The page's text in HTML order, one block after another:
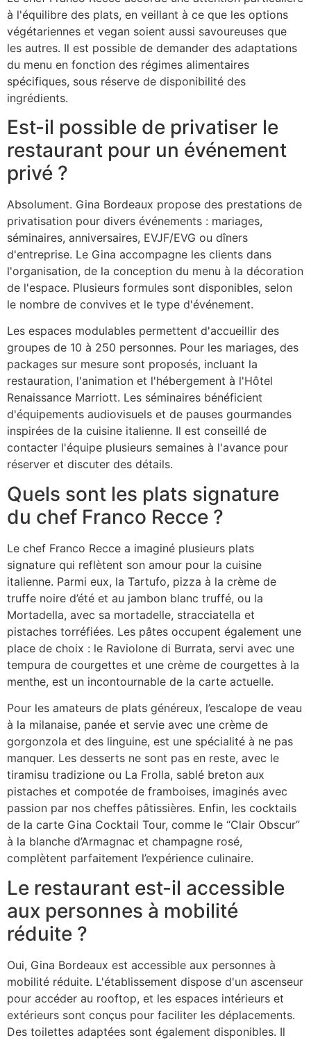
à l'équilibre des plats, en veillant à ce que les options
végétariennes et vegan soient aussi savoureuses que
les autres. Il est possible de demander des adaptations
du menu en fonction des régimes alimentaires
spécifiques, sous réserve de disponibilité des
ingrédients.
Est-il possible de privatiser le
restaurant pour un événement
privé ?
Absolument. Gina Bordeaux propose des prestations de
privatisation pour divers événements : mariages,
séminaires, anniversaires, EVJF/EVG ou dîners
d'entreprise. Le Gina accompagne les clients dans
l'organisation, de la conception du menu à la décoration
de l'espace. Plusieurs formules sont disponibles, selon
le nombre de convives et le type d'événement.
Les espaces modulables permettent d'accueillir des
groupes de 10 à 250 personnes. Pour les mariages, des
packages sur mesure sont proposés, incluant la
restauration, l'animation et l'hébergement à l'Hôtel
Renaissance Marriott. Les séminaires bénéficient
d'équipements audiovisuels et de pauses gourmandes
inspirées de la cuisine italienne. Il est conseillé de
contacter l'équipe plusieurs semaines à l'avance pour
réserver et discuter des détails.
Quels sont les plats signature
du chef Franco Recce ?
Le chef Franco Recce a imaginé plusieurs plats
signature qui reflètent son amour pour la cuisine
italienne. Parmi eux, la Tartufo, pizza à la crème de
truffe noire d’été et au jambon blanc truffé, ou la
Mortadella, avec sa mortadelle, stracciatella et
pistaches torréfiées. Les pâtes occupent également une
place de choix : le Raviolone di Burrata, servi avec une
tempura de courgettes et une crème de courgettes à la
menthe, est un incontournable de la carte actuelle.
Pour les amateurs de plats généreux, l’escalope de veau
à la milanaise, panée et servie avec une crème de
gorgonzola et des linguine, est une spécialité à ne pas
manquer. Les desserts ne sont pas en reste, avec le
tiramisu tradizione ou La Frolla, sablé breton aux
pistaches et compotée de framboises, imaginés avec
passion par nos cheffes pâtissières. Enfin, les cocktails
de la carte Gina Cocktail Tour, comme le “Clair Obscur”
à la blanche d’Armagnac et champagne rosé,
complètent parfaitement l’expérience culinaire.
Le restaurant est-il accessible
aux personnes à mobilité
réduite ?
Oui, Gina Bordeaux est accessible aux personnes à
mobilité réduite. L'établissement dispose d'un ascenseur
pour accéder au rooftop, et les espaces intérieurs et
extérieurs sont conçus pour faciliter les déplacements.
Des toilettes adaptées sont également disponibles. Il